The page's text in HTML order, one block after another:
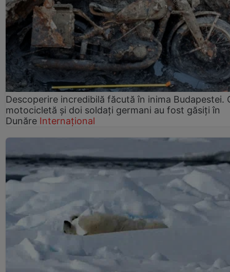
Descoperire incredibilă făcută în inima Budapestei.
motocicletă și doi soldați germani au fost găsiți în
Dunăre Internațional